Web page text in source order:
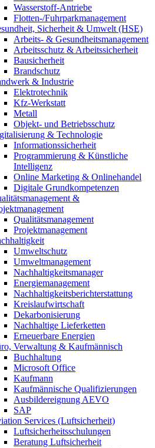
Wasserstoff-Antriebe
Flotten-/Fuhrparkmanagement
Sicherheit & Umwelt (HSE)
Arbeits- & Gesundheitsmanagement
Arbeitsschutz & Arbeitssicherheit
Bausicherheit
Brandschutz
& Industrie
Elektrotechnik
Kfz-Werkstatt
Metall
Objekt- und Betriebsschutz
& Technologie
Informationssicherheit
Programmierung & Künstliche
Intelligenz
Online Marketing & Onlinehandel
Digitale Grundkompetenzen
&
Qualitätsmanagement
Projektmanagement
Umweltschutz
Umweltmanagement
Nachhaltigkeitsmanager
Energiemanagement
Nachhaltigkeitsberichterstattung
Kreislaufwirtschaft
Dekarbonisierung
Nachhaltige Lieferketten
Erneuerbare Energien
Verwaltung & Kaufmännisch
Buchhaltung
Microsoft Office
Kaufmann
Kaufmännische Qualifizierungen
Ausbildereignung AEVO
SAP
Services (Luftsicherheit)
Luftsicherheitsschulungen
Beratung Luftsicherheit